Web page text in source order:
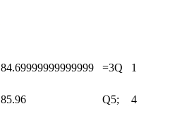
84.69999999999999 =3Q 1
85.96 Q5; 4